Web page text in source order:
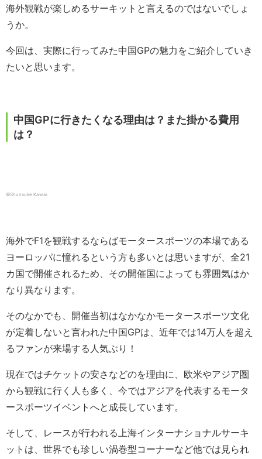
海外観戦が楽しめるサーキットと言えるのではないでしょ
うか。
今回は、実際に行ってみた中国GPの魅力をご紹介していき
たいと思います。
中国GPに行きたくなる理由は？また掛かる費用
は？
©Shunsuke Kawai
海外でF1を観戦するならばモータースポーツの本場である
ヨーロッパに憧れるという方も多いとは思いますが、全21
カ国で開催されるため、その開催国によっても雰囲気はか
なり異なります。
そのなかでも、開催当初はなかなかモータースポーツ文化
が定着しないと言われた中国GPは、近年では14万人を超え
るファンが来場する人気ぶり！
現在ではチケットの安さなどのを理由に、欧米やアジア圏
から観戦に行く人も多く、今ではアジアを代表するモータ
ースポーツイベントへと成長しています。
そして、レースが行われる上海インターナショナルサーキ
ットは、世界でも珍しい渦巻型コーナーなど他では見られ